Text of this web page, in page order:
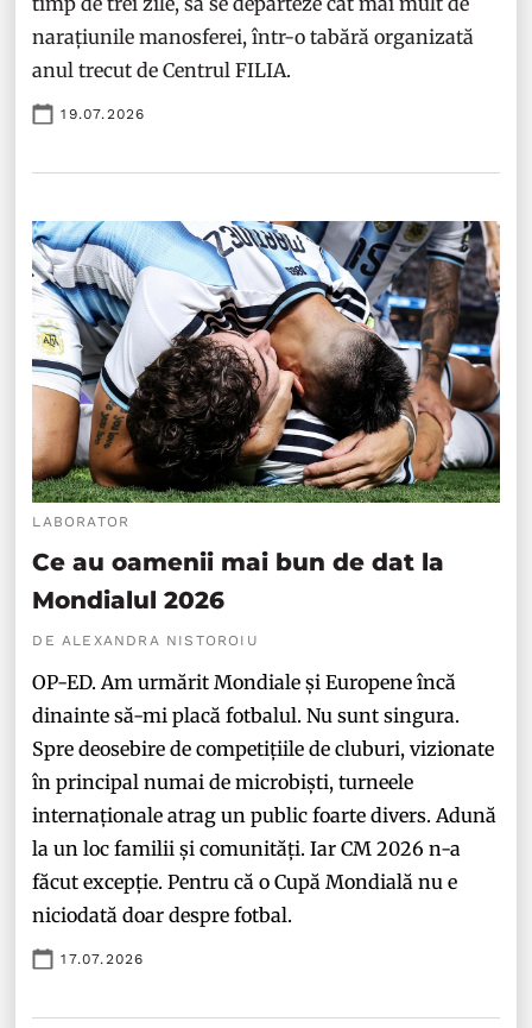
narațiunile manosferei, într-o tabără organizată
anul trecut de Centrul FILIA.
19.07.2026
LABORATOR
Ce au oamenii mai bun de dat la
Mondialul 2026
DE ALEXANDRA NISTOROIU
OP-ED. Am urmărit Mondiale și Europene încă
dinainte să-mi placă fotbalul. Nu sunt singura.
Spre deosebire de competițiile de cluburi, vizionate
în principal numai de microbiști, turneele
internaționale atrag un public foarte divers. Adună
la un loc familii și comunități. Iar CM 2026 n-a
făcut excepție. Pentru că o Cupă Mondială nu e
niciodată doar despre fotbal.
17.07.2026